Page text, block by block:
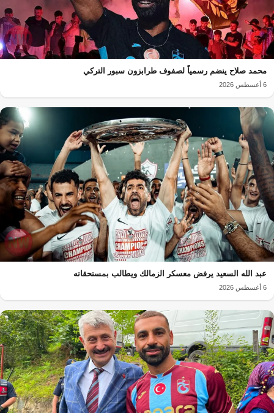
محمد صلاح ينضم رسمياً لصفوف طرابزون سبور التركي
6 أغسطس 2026
عبد الله السعيد يرفض معسكر الزمالك ويطالب بمستحقاته
6 أغسطس 2026